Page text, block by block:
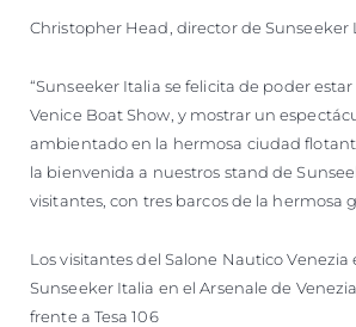
Christopher Head, director de Sunseeker
“Sunseeker Italia se felicita de poder
Venice Boat Show, y mostrar un
ambientado en la hermosa ciudad
la bienvenida a nuestros stand de
visitantes, con tres barcos de la hermosa
Los visitantes del Salone Nautico Venezia
Sunseeker Italia en el Arsenale de
frente a Tesa 106